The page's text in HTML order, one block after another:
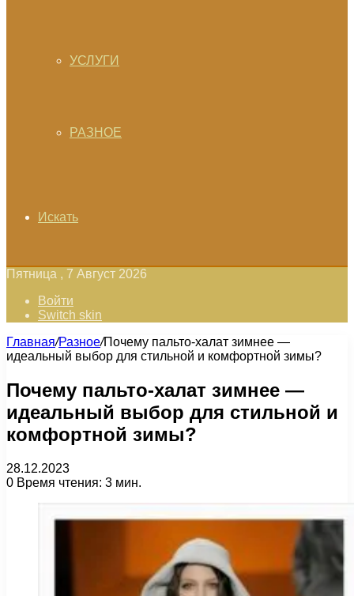
УСЛУГИ
РАЗНОЕ
Искать
Пятница , 7 Август 2026
Войти
Switch skin
Главная/Разное/Почему пальто-халат зимнее —
идеальный выбор для стильной и комфортной зимы?
Почему пальто-халат зимнее —
идеальный выбор для стильной и
комфортной зимы?
28.12.2023
0 Время чтения: 3 мин.